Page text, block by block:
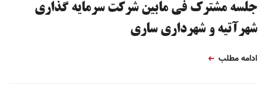
جلسه مشترک فی مابین شرکت سرمایه گذاری
شهرآتیه و شهرداری ساری
ادامه مطلب